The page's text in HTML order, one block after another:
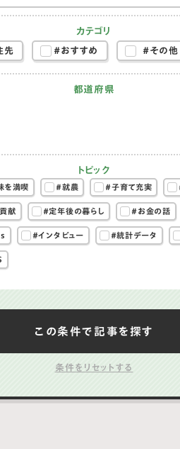
カテゴリ
先 #おすすめ #その他
都道府県
トピック
を満喫 #就農 #子育て充実
献 #定年後の暮らし #お金の話
#インタビュー #統計データ
この条件で 記事を探す